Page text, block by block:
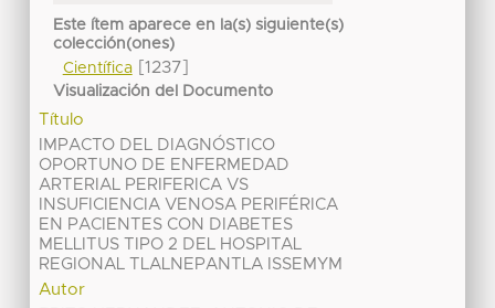
Este ítem aparece en la(s) siguiente(s)
colección(ones)
Científica[1237]
Visualización del Documento
Título
IMPACTO DEL DIAGNÓSTICO
OPORTUNO DE ENFERMEDAD
ARTERIAL PERIFERICA VS
INSUFICIENCIA VENOSA PERIFÉRICA
EN PACIENTES CON DIABETES
MELLITUS TIPO 2 DEL HOSPITAL
REGIONAL TLALNEPANTLA ISSEMYM
Autor